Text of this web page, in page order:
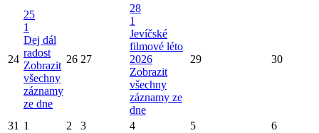
24
25
1
Dej dál
radost
Zobrazit
všechny
záznamy
ze dne
26 27
28
1
Jevíčské
filmové léto
2026
Zobrazit
všechny
záznamy ze
dne
29 30
31 1 2 3 4 5 6